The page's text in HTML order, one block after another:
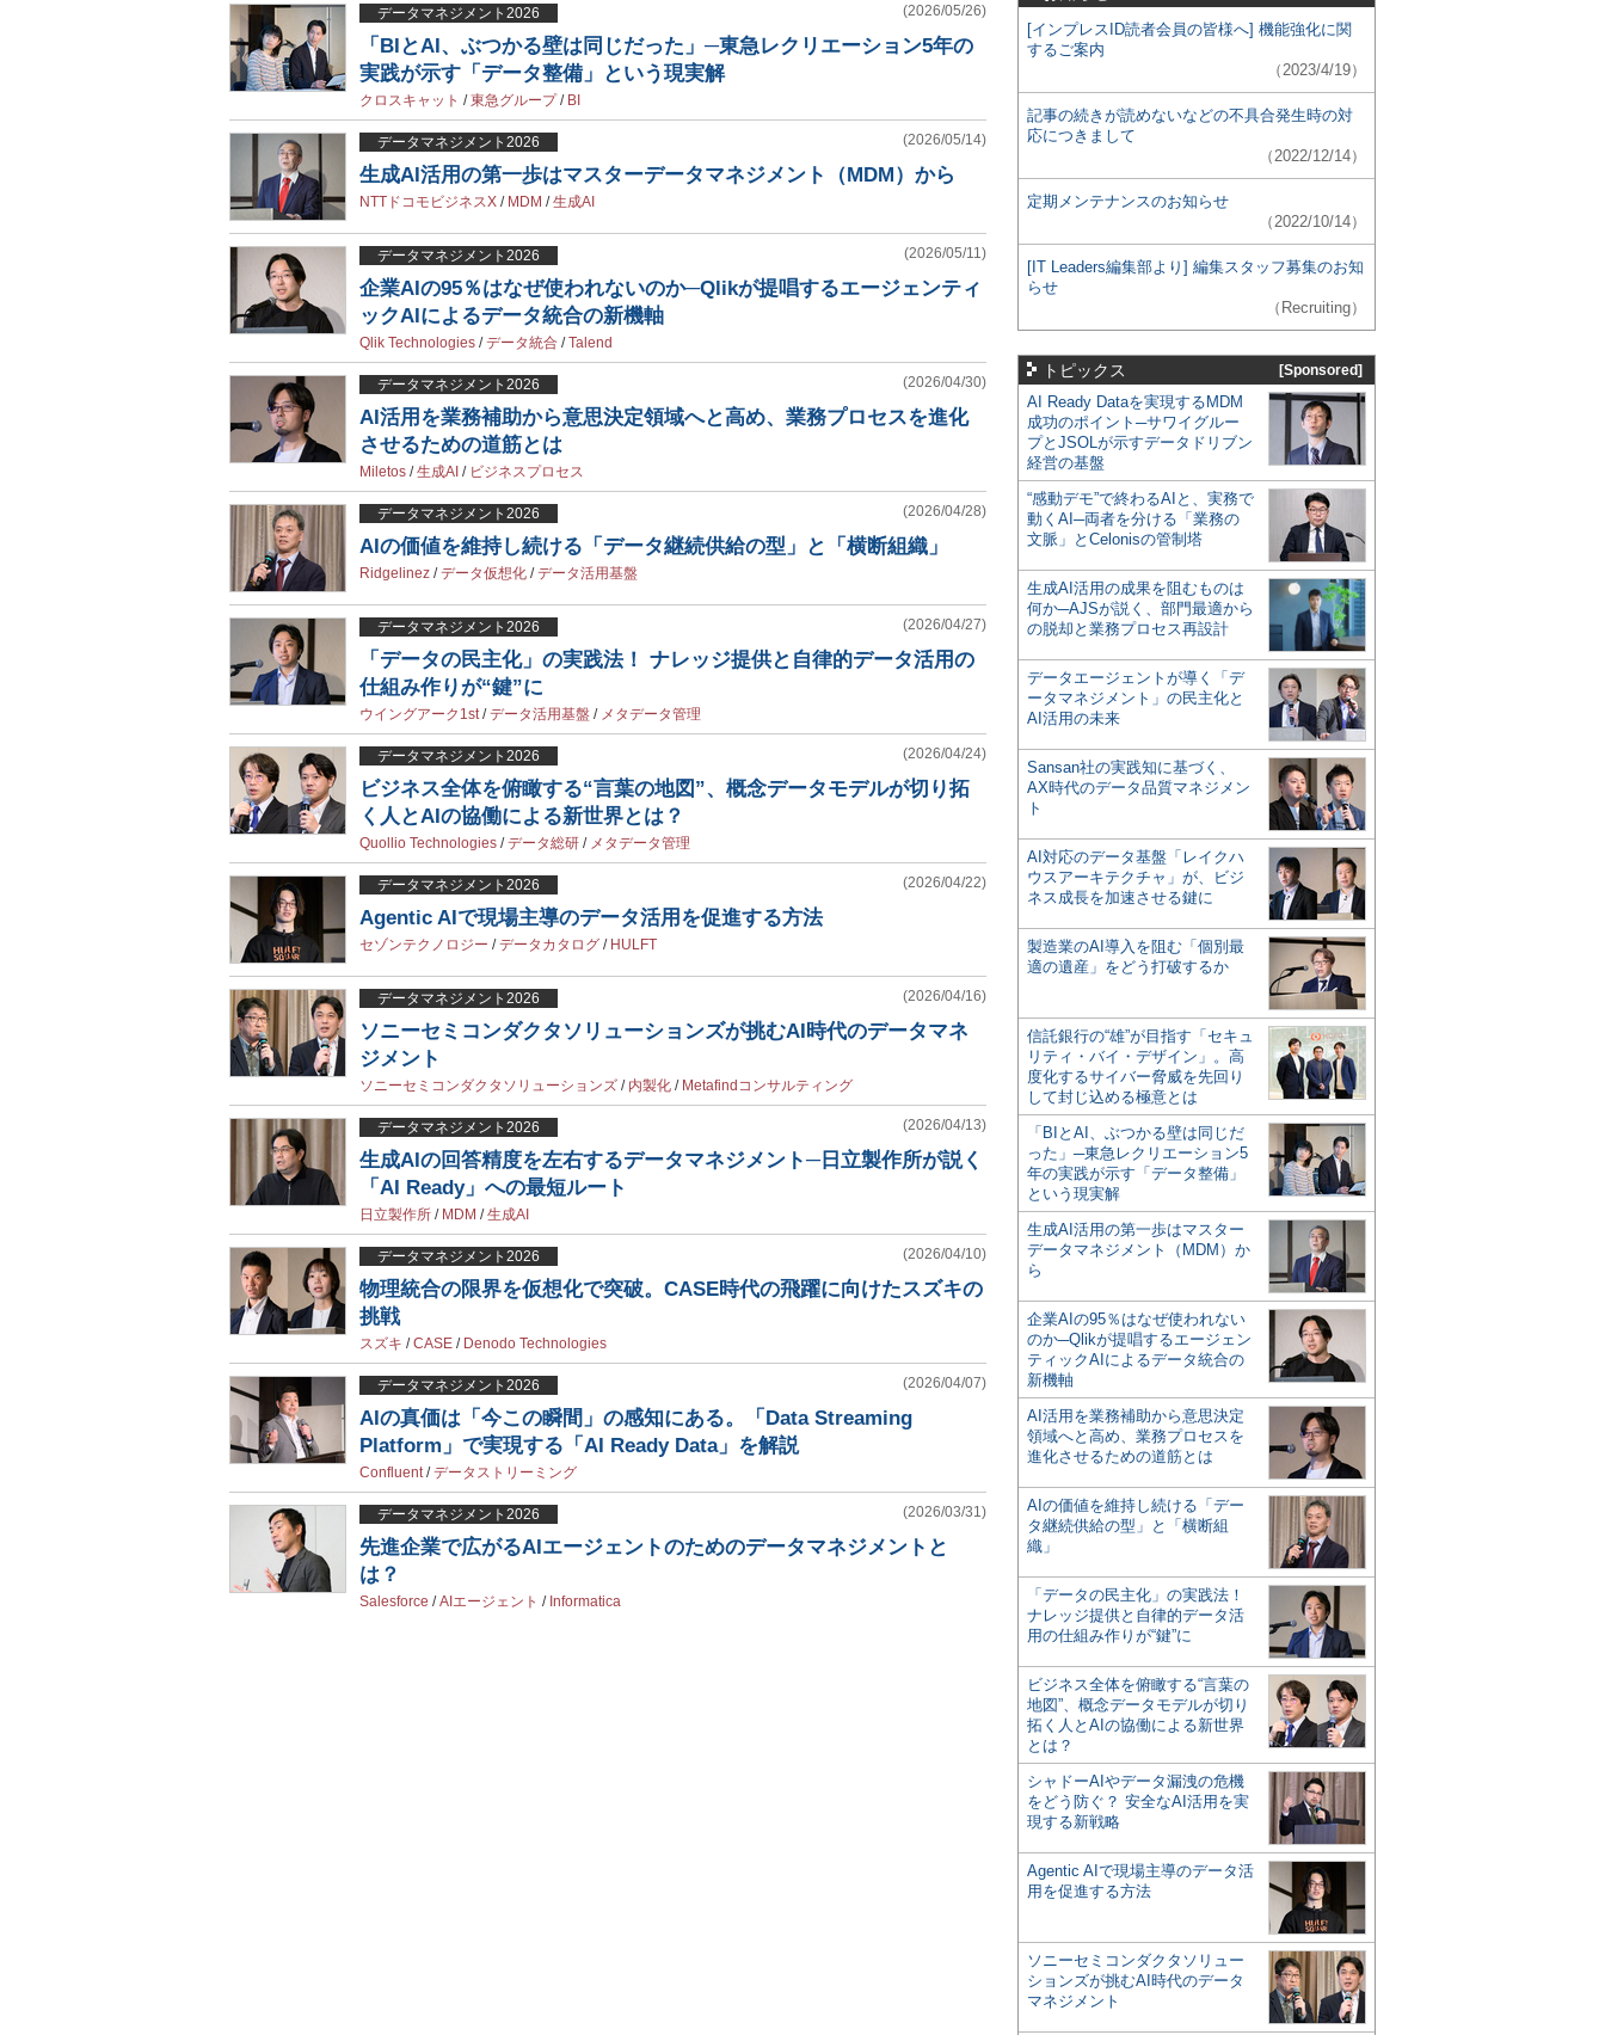
データマネジメント2026 (2026/05/26)
「BIとAI、ぶつかる壁は同じだった」─東急レクリエーション5年の
実践が示す「データ整備」という現実解
クロスキャット /東急グループ/ BI
データマネジメント2026 (2026/05/14)
生成AI活用の第一歩はマスターデータマネジメント（MDM）から
NTTドコモビジネスX / MDM /生成AI
データマネジメント2026 (2026/05/11)
企業AIの95％はなぜ使われないのか─Qlikが提唱するエージェンティ
ックAIによるデータ統合の新機軸
Qlik Technologies /データ統合 /Talend
データマネジメント2026 (2026/04/30)
AI活用を業務補助から意思決定領域へと高め、業務プロセスを進化
させるための道筋とは
Miletos /生成AI / ビジネスプロセス
データマネジメント2026 (2026/04/28)
AIの価値を維持し続ける「データ継続供給の型」と「横断組織」
Ridgelinez /データ仮想化 /データ活用基盤
データマネジメント2026 (2026/04/27)
「データの民主化」の実践法！ ナレッジ提供と自律的データ活用の
仕組み作りが“鍵”に
ウイングアーク1st/データ活用基盤 / メタデータ管理
データマネジメント2026 (2026/04/24)
ビジネス全体を俯瞰する“言葉の地図”、概念データモデルが切り拓
く人とAIの協働による新世界とは？
Quollio Technologies /データ総研 / メタデータ管理
データマネジメント2026 (2026/04/22)
Agentic AIで現場主導のデータ活用を促進する方法
セゾンテクノロジー /データカタログ / HULFT
データマネジメント2026 (2026/04/16)
ソニーセミコンダクタソリューションズが挑むAI時代のデータマネ
ジメント
ソニーセミコンダクタソリューションズ / 内製化 / Metafindコンサルティング
データマネジメント2026 (2026/04/13)
生成AIの回答精度を左右するデータマネジメント─日立製作所が説く
「AI Ready」への最短ルート
日立製作所 / MDM /生成AI
データマネジメント2026 (2026/04/10)
物理統合の限界を仮想化で突破。CASE時代の飛躍に向けたスズキの
挑戦
スズキ /CASE / Denodo Technologies
データマネジメント2026 (2026/04/07)
AIの真価は「今この瞬間」の感知にある。「Data Streaming
Platform」で実現する「AI Ready Data」を解説
Confluent/データストリーミング
データマネジメント2026 (2026/03/31)
先進企業で広がるAIエージェントのためのデータマネジメントと
は？
Salesforce /AIエージェント / Informatica
[インプレスID読者会員の皆様へ] 機能強化に関
するご案内
（2023/4/19）
記事の続きが読めないなどの不具合発生時の対
応につきまして
（2022/12/14）
定期メンテナンスのお知らせ
（2022/10/14）
[IT Leaders編集部より] 編集スタッフ募集のお知
らせ
（Recruiting）
トピックス [Sponsored]
AI Ready Dataを実現するMDM
成功のポイント─サワイグルー
プとJSOLが示すデータドリブン
経営の基盤
“感動デモ”で終わるAIと、実務で
動くAI─両者を分ける「業務の
文脈」とCelonisの管制塔
生成AI活用の成果を阻むものは
何か─AJSが説く、部門最適から
の脱却と業務プロセス再設計
データエージェントが導く「デ
ータマネジメント」の民主化と
AI活用の未来
Sansan社の実践知に基づく、
AX時代のデータ品質マネジメン
ト
AI対応のデータ基盤「レイクハ
ウスアーキテクチャ」が、ビジ
ネス成長を加速させる鍵に
製造業のAI導入を阻む「個別最
適の遺産」をどう打破するか
信託銀行の“雄”が目指す「セキュ
リティ・バイ・デザイン」。高
度化するサイバー脅威を先回り
して封じ込める極意とは
「BIとAI、ぶつかる壁は同じだ
った」─東急レクリエーション5
年の実践が示す「データ整備」
という現実解
生成AI活用の第一歩はマスター
データマネジメント（MDM）か
ら
企業AIの95％はなぜ使われない
のか─Qlikが提唱するエージェン
ティックAIによるデータ統合の
新機軸
AI活用を業務補助から意思決定
領域へと高め、業務プロセスを
進化させるための道筋とは
AIの価値を維持し続ける「デー
タ継続供給の型」と「横断組
織」
「データの民主化」の実践法！
ナレッジ提供と自律的データ活
用の仕組み作りが“鍵”に
ビジネス全体を俯瞰する“言葉の
地図”、概念データモデルが切り
拓く人とAIの協働による新世界
とは？
シャドーAIやデータ漏洩の危機
をどう防ぐ？ 安全なAI活用を実
現する新戦略
Agentic AIで現場主導のデータ活
用を促進する方法
ソニーセミコンダクタソリュー
ションズが挑むAI時代のデータ
マネジメント